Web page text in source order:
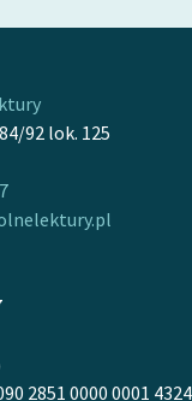
92 lok. 125
2851 0000 0001